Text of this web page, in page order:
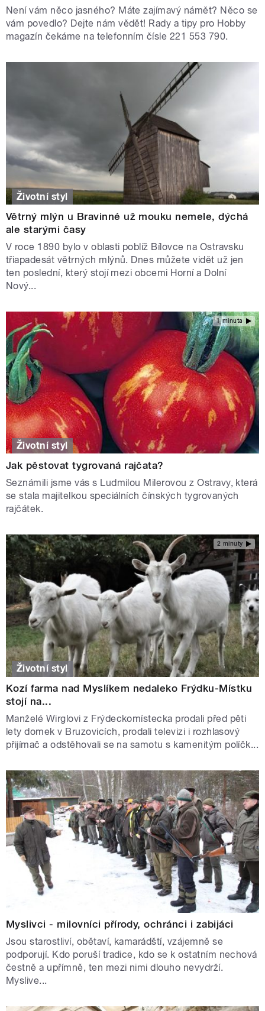
Není vám něco jasného? Máte zajímavý námět? Něco se
vám povedlo? Dejte nám vědět! Rady a tipy pro Hobby
magazín čekáme na telefonním čísle 221 553 790.
Životní styl
Větrný mlýn u Bravinné už mouku nemele, dýchá
ale starými časy
V roce 1890 bylo v oblasti poblíž Bílovce na Ostravsku
třiapadesát větrných mlýnů. Dnes můžete vidět už jen
ten poslední, který stojí mezi obcemi Horní a Dolní
Nový...
1 minuta
Životní styl
Jak pěstovat tygrovaná rajčata?
Seznámili jsme vás s Ludmilou Milerovou z Ostravy, která
se stala majitelkou speciálních čínských tygrovaných
rajčátek.
2 minuty
Životní styl
Kozí farma nad Myslíkem nedaleko Frýdku-Místku
stojí na...
Manželé Wirglovi z Frýdeckomístecka prodali před pěti
lety domek v Bruzovicích, prodali televizi i rozhlasový
přijímač a odstěhovali se na samotu s kamenitým políčk...
Myslivci - milovníci přírody, ochránci i zabijáci
Jsou starostliví, obětaví, kamarádští, vzájemně se
podporují. Kdo poruší tradice, kdo se k ostatním nechová
čestně a upřímně, ten mezi nimi dlouho nevydrží.
Myslive...